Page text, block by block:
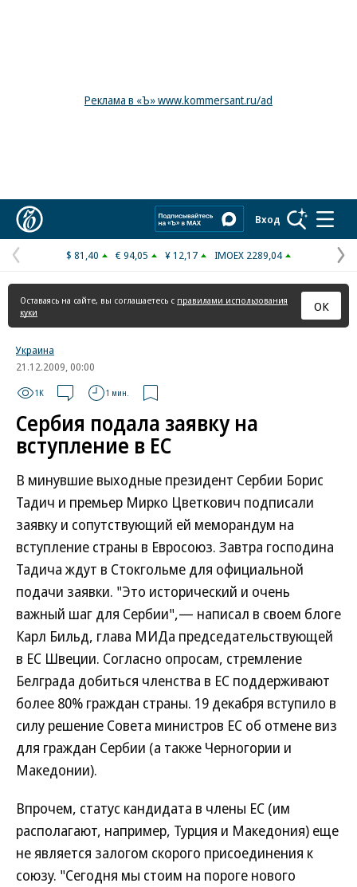
Реклама в «Ъ» www.kommersant.ru/ad
Вход
Предыдущая
страница
$ 81,40 € 94,05 ¥ 12,17 IMOEX 2289,04
Оставаясь на сайте, вы соглашаетесь с правилами использования
куки
ОК
Украина
21.12.2009, 00:00
1K 1 мин.
Сербия подала заявку на
вступление в ЕС
В минувшие выходные президент Сербии Борис
Тадич и премьер Мирко Цветкович подписали
заявку и сопутствующий ей меморандум на
вступление страны в Евросоюз. Завтра господина
Тадича ждут в Стокгольме для официальной
подачи заявки. "Это исторический и очень
важный шаг для Сербии",— написал в своем блоге
Карл Бильд, глава МИДа председательствующей
в ЕС Швеции. Согласно опросам, стремление
Белграда добиться членства в ЕС поддерживают
более 80% граждан страны. 19 декабря вступило в
силу решение Совета министров ЕС об отмене виз
для граждан Сербии (а также Черногории и
Македонии).
Впрочем, статус кандидата в члены ЕС (им
располагают, например, Турция и Македония) еще
не является залогом скорого присоединения к
союзу. "Сегодня мы стоим на пороге нового